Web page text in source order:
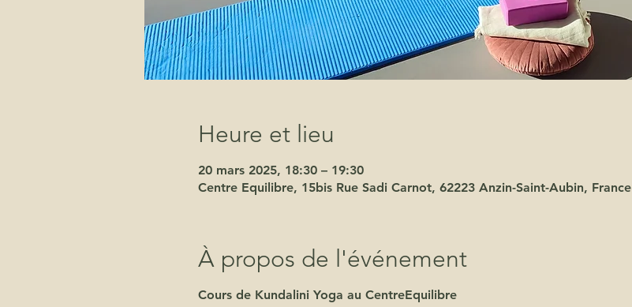
Heure et lieu
20 mars 2025, 18:30 – 19:30
Centre Equilibre, 15bis Rue Sadi Carnot, 62223 Anzin-Saint-Aubin, France
À propos de l'événement
Cours de Kundalini Yoga au CentreEquilibre